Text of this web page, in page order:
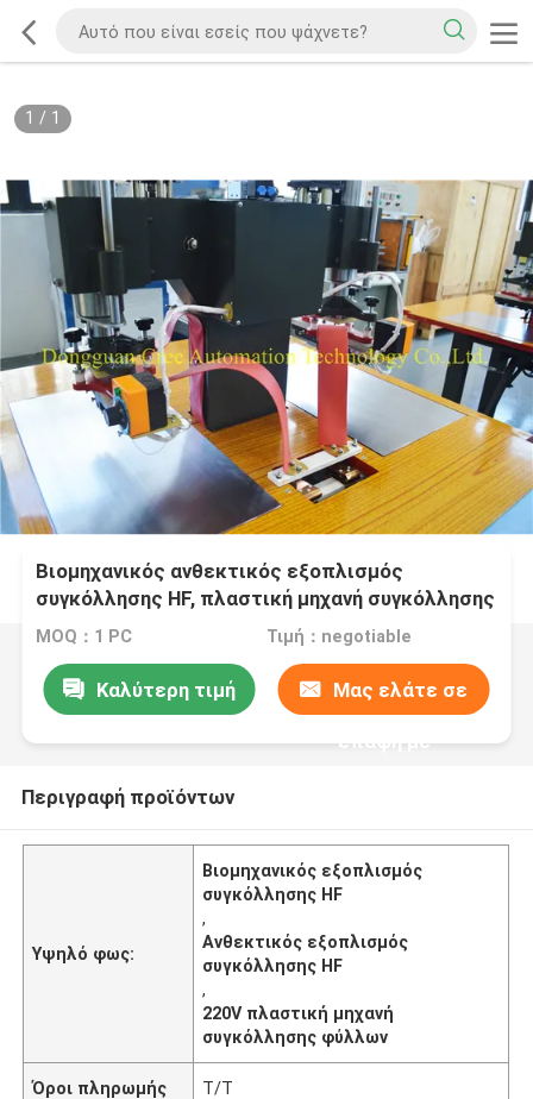
1 / 1
Βιομηχανικός ανθεκτικός εξοπλισμός
συγκόλλησης HF, πλαστική μηχανή συγκόλλησης
φύλλων 220V
MOQ：1 PC Τιμή：negotiable
Καλύτερη τιμή Μας ελάτε σε
επαφή με
Περιγραφή προϊόντων
Υψηλό φως:
Βιομηχανικός εξοπλισμός
συγκόλλησης HF
,
Ανθεκτικός εξοπλισμός
συγκόλλησης HF
,
220V πλαστική μηχανή
συγκόλλησης φύλλων
Όροι πληρωμής T/T